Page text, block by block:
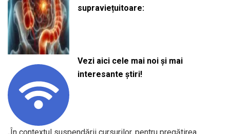
supraviețuitoare:
Vezi aici cele mai noi și mai
interesante știri!